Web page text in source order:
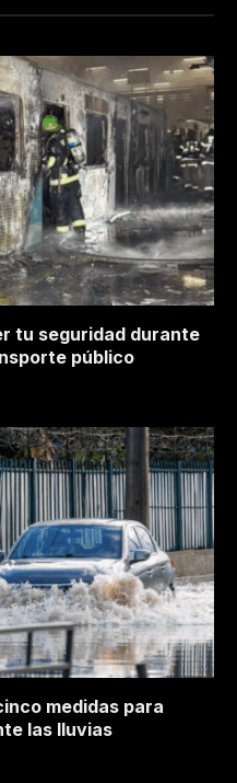
tu seguridad durante
público
medidas para
las lluvias